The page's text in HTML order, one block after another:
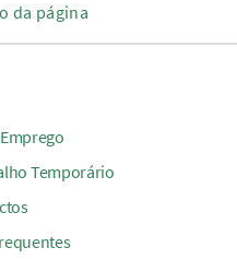
da página
Temporário